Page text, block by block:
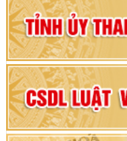
Đảng bộ tỉnh
2025 - 2030
Đại hội đại
nhiệm kỳ 2025
Đại hội Đảng
nhiệm kỳ 2025
Khai mạc Kỳ